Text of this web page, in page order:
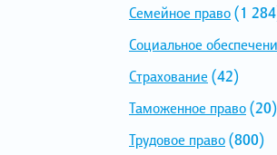
Семейное право(1
Социальное
Страхование (42)
Таможенное право(20)
Трудовое право(800)